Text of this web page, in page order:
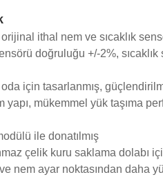
orijinal ithal nem ve sıcaklık
doğruluğu +/-2%,
oda için tasarlanmış,
yapı, mükemmel yük taşıma
ile donatılmış
çelik kuru saklama dolabı
ve nem ayar noktasından daha